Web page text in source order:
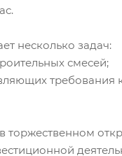
несколько задач:
смесей;
торжественном